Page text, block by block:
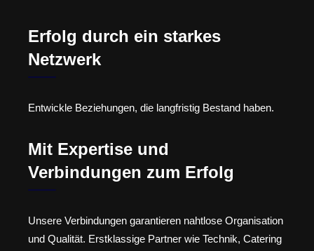
Erfolg durch ein starkes
Netzwerk
Entwickle Beziehungen, die langfristig Bestand haben.
Mit Expertise und
Verbindungen zum Erfolg
Unsere Verbindungen garantieren nahtlose Organisation
und Qualität. Erstklassige Partner wie Technik, Catering